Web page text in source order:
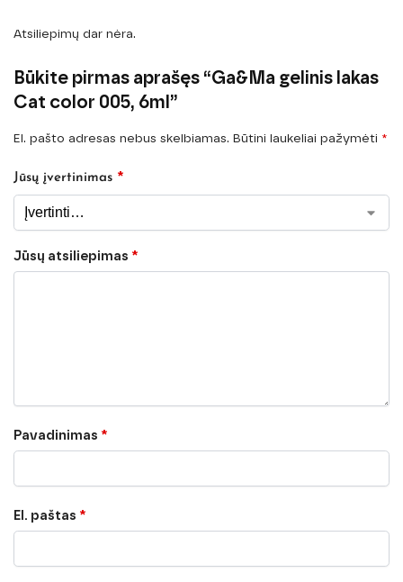
Atsiliepimų dar nėra.
Būkite pirmas aprašęs “Ga&Ma gelinis lakas
Cat color 005, 6ml”
El. pašto adresas nebus skelbiamas. Būtini laukeliai pažymėti *
Jūsų įvertinimas *
Jūsų atsiliepimas *
Pavadinimas *
El. paštas *